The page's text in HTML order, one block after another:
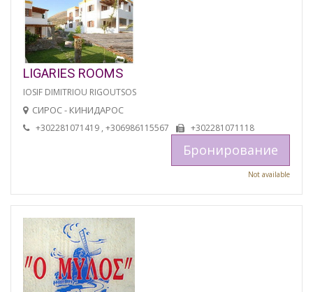
LIGARIES ROOMS
IOSIF DIMITRIOU RIGOUTSOS
СИРОС - КИНИДАРОС
+302281071419 , +306986115567 +302281071118
Бронирование
Not available